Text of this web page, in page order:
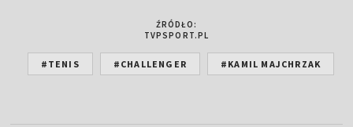
ŹRÓDŁO:
TVPSPORT.PL
#TENIS #CHALLENGER #KAMIL MAJCHRZAK